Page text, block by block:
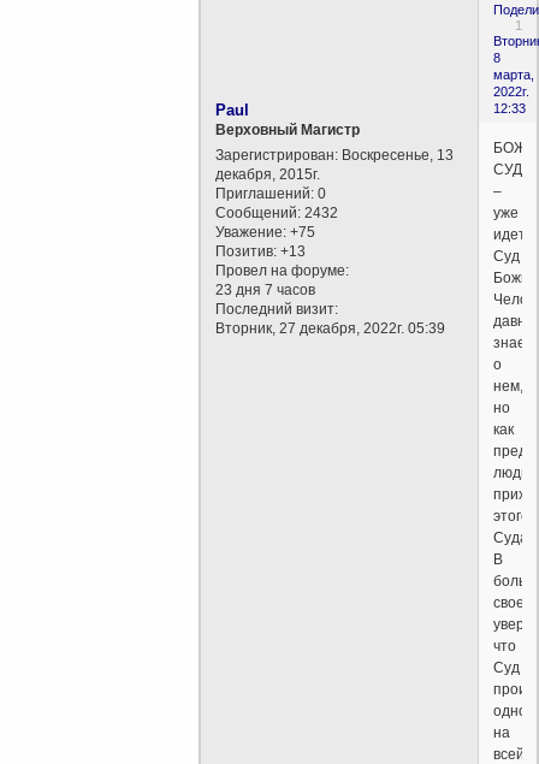
1
8
марта,
2022г.
12:33
Paul
Верховный Магистр
Зарегистрирован: Воскресенье, 13
декабря, 2015г.
Приглашений: 0
Сообщений: 2432
Уважение: +75
Позитив: +13
Провел на форуме:
23 дня 7 часов
Последний визит:
Вторник, 27 декабря, 2022г. 05:39
СУД
–
уже
идет.
Суд
давно
знает
о
нем,
но
как
люди
этого
Суда.
В
своем
что
Суд
на
всей